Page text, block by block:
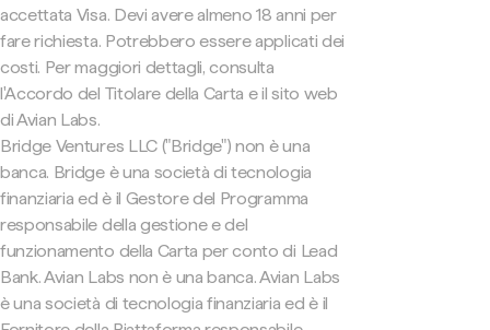
accettata Visa. Devi avere almeno 18 anni per
fare richiesta. Potrebbero essere applicati dei
costi. Per maggiori dettagli, consulta
l'Accordo del Titolare della Carta e il sito web
di Avian Labs.
Bridge Ventures LLC ("Bridge") non è una
banca. Bridge è una società di tecnologia
finanziaria ed è il Gestore del Programma
responsabile della gestione e del
funzionamento della Carta per conto di Lead
Bank. Avian Labs non è una banca. Avian Labs
è una società di tecnologia finanziaria ed è il